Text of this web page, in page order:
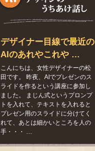
デザイナー目線で最近の
AIのあれやこれや …
こんにちは、女性デザイナーの松
田です。 昨夜、AIでプレゼンのス
ライドを作るという講座に参加し
ました。 まじん式というプロンプ
トを入れて、テキストを入れると
プレゼン用のスライドに分けてく
れて、あとは細かいところを人の
手・・・ …